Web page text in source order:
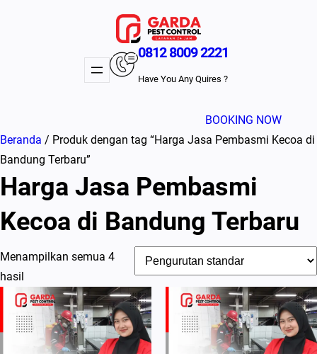
0812 8009 2221
Have You Any Quires ?
BOOKING NOW
Beranda / Produk dengan tag “Harga Jasa Pembasmi Kecoa di
Bandung Terbaru”
Harga Jasa Pembasmi
Kecoa di Bandung Terbaru
Menampilkan semua 4
hasil